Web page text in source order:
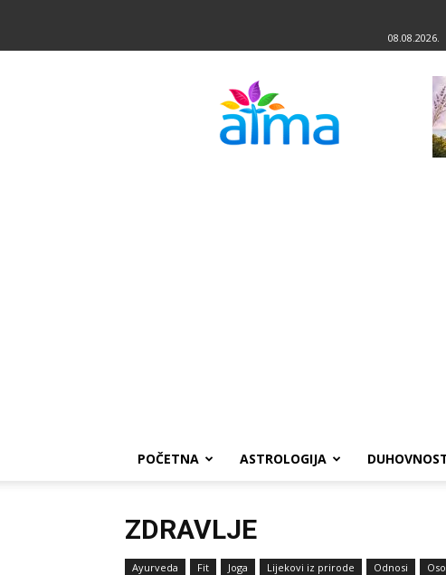
08.08.2026.
POČETNA ASTROLOGIJA
ZDRAVLJE
Ayurveda Fit Joga Lijekovi iz prirode Odnosi